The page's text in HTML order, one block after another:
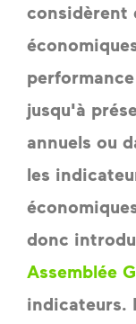
considèrent
jusqu'à
annuels ou
les
donc
Assemblée
indicateurs.